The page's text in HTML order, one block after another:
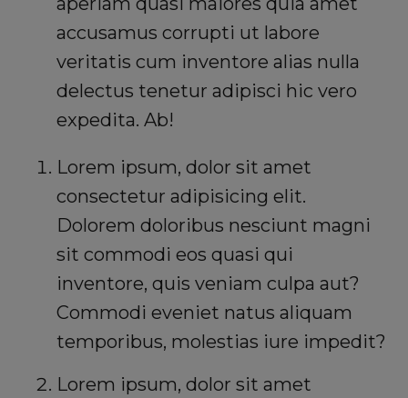
accusamus corrupti ut labore
veritatis cum inventore alias nulla
delectus tenetur adipisci hic vero
expedita. Ab!
Lorem ipsum, dolor sit amet
consectetur adipisicing elit.
Dolorem doloribus nesciunt magni
sit commodi eos quasi qui
inventore, quis veniam culpa aut?
Commodi eveniet natus aliquam
temporibus, molestias iure impedit?
Lorem ipsum, dolor sit amet